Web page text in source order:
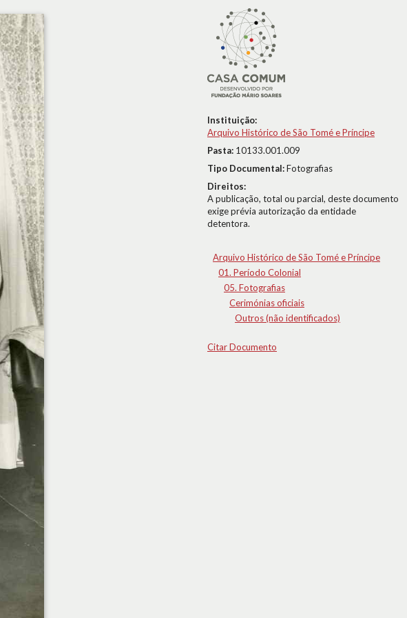
Instituição:
Arquivo Histórico de São Tomé e Príncipe
Pasta: 10133.001.009
Tipo Documental:Fotografias
Direitos:
A publicação, total ou parcial, deste documento
exige prévia autorização da entidade
detentora.
Arquivo Histórico de São Tomé e Príncipe
01. Período Colonial
05. Fotografias
Cerimónias oficiais
Outros (não identificados)
Citar Documento